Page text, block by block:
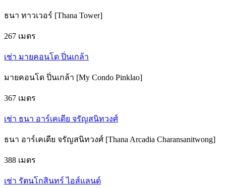
ธนา ทาวเวอร์ [Thana Tower]
267 เมตร
เช่า มายคอนโด ปิ่นเกล้า
มายคอนโด ปิ่นเกล้า [My Condo Pinklao]
367 เมตร
เช่า ธนา อาร์เคเดีย จรัญสนิทวงศ์
ธนา อาร์เคเดีย จรัญสนิทวงศ์ [Thana Arcadia Charansanitwong]
388 เมตร
เช่า รัตนโกสินทร์ ไอส์แลนด์